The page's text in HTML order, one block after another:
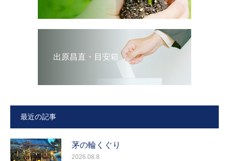
出原昌直・目安箱
最近の記事
茅の輪くぐり
2026.08.8